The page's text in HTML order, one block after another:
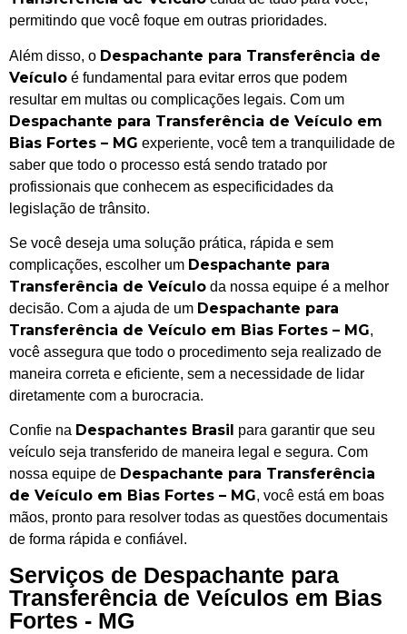
permitindo que você foque em outras prioridades.
Além disso, o Despachante para Transferência de
Veículo é fundamental para evitar erros que podem
resultar em multas ou complicações legais. Com um
Despachante para Transferência de Veículo em
Bias Fortes – MG experiente, você tem a tranquilidade de
saber que todo o processo está sendo tratado por
profissionais que conhecem as especificidades da
legislação de trânsito.
Se você deseja uma solução prática, rápida e sem
complicações, escolher um Despachante para
Transferência de Veículo da nossa equipe é a melhor
decisão. Com a ajuda de um Despachante para
Transferência de Veículo em Bias Fortes – MG,
você assegura que todo o procedimento seja realizado de
maneira correta e eficiente, sem a necessidade de lidar
diretamente com a burocracia.
Confie na Despachantes Brasil
para garantir que seu
veículo seja transferido de maneira legal e segura. Com
nossa equipe de Despachante para Transferência
de Veículo em Bias Fortes – MG, você está em boas
mãos, pronto para resolver todas as questões documentais
de forma rápida e confiável.
Serviços de Despachante para
Transferência de Veículos em Bias
Fortes - MG